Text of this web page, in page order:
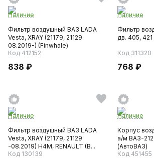
Наличие
Фильтр воздушный ВАЗ LADA
Vesta, XRAY (21179, 21129
08.2019-) (Finwhale)
Код 412152
838 ₽
Наличие
Фильтр
дв. 405,
Код 311320
768 ₽
Наличие
Фильтр воздушный ВАЗ LADA
Vesta, XRAY (21179, 21129
-08.2019) Н4М, RENAULT (B...
Код 130139
Наличие
Корпус
а/м ВАЗ-
(АвтоВАЗ)
Код 451455